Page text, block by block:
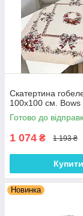
Скатертина
100х100 см. Bows
Готово до
1 074 ₴ 1 193 ₴
Купити
Новинка